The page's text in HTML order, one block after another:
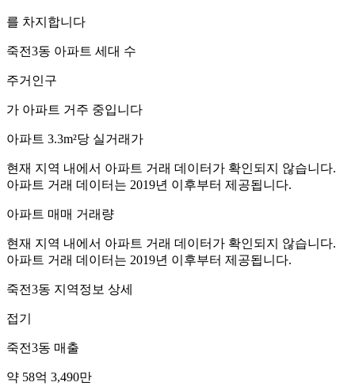
를 차지합니다
죽전3동 아파트 세대 수
주거인구
가 아파트 거주 중입니다
아파트 3.3m²당 실거래가
현재 지역 내에서 아파트 거래 데이터가 확인되지 않습니다.
아파트 거래 데이터는 2019년 이후부터 제공됩니다.
아파트 매매 거래량
현재 지역 내에서 아파트 거래 데이터가 확인되지 않습니다.
아파트 거래 데이터는 2019년 이후부터 제공됩니다.
죽전3동 지역정보 상세
접기
죽전3동 매출
약 58억 3,490만